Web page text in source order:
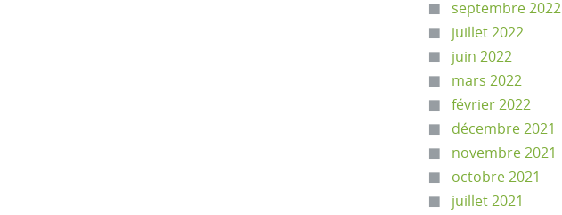
septembre 2022
juillet 2022
juin 2022
mars 2022
février 2022
décembre 2021
novembre 2021
octobre 2021
juillet 2021